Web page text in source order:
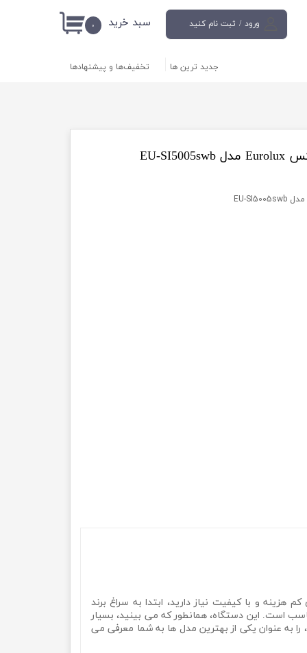
ورود / ثبت نام کنید
حساب کاربری من
تغییر گذر واژه
کاربری
۰ سبد خرید
جدید ترین ها تخفیف‌ها و پیشنهادها
هزینه و با کیفیت نیاز دارید، ابتدا به سراغ برند
است. این دستگاه، همانطور که می بینید، بسیار
به عنوان یکی از بهترین مدل ها به شما معرفی می